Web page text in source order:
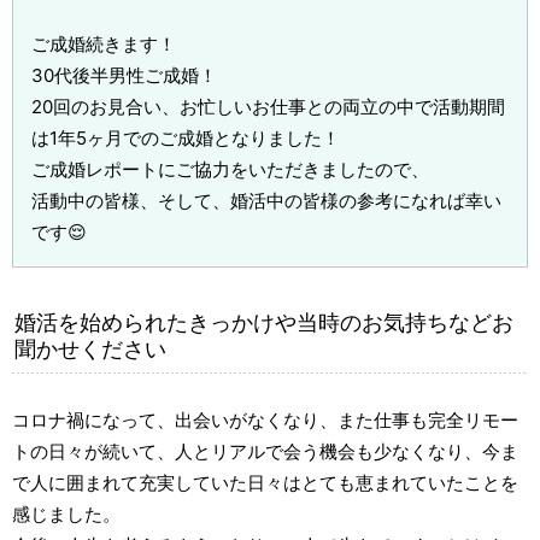
ご成婚続きます！
30代後半男性ご成婚！
20回のお見合い、お忙しいお仕事との両立の中で活動期間
は1年5ヶ月でのご成婚となりました！
ご成婚レポートにご協力をいただきましたので、
活動中の皆様、そして、婚活中の皆様の参考になれば幸い
です😌
婚活を始められたきっかけや当時のお気持ちなどお
聞かせください
コロナ禍になって、出会いがなくなり、また仕事も完全リモー
トの日々が続いて、人とリアルで会う機会も少なくなり、今ま
で人に囲まれて充実していた日々はとても恵まれていたことを
感じました。